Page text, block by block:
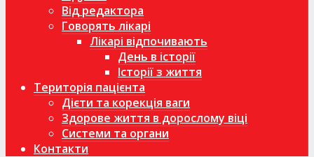
Від редактора
Говорять лікарі
Лікарі відпочивають
День в історії
Історії з життя
Територія пацієнта
Дієти та корекція ваги
Здорове життя в дорослому віці
Системи та органи
Контакти